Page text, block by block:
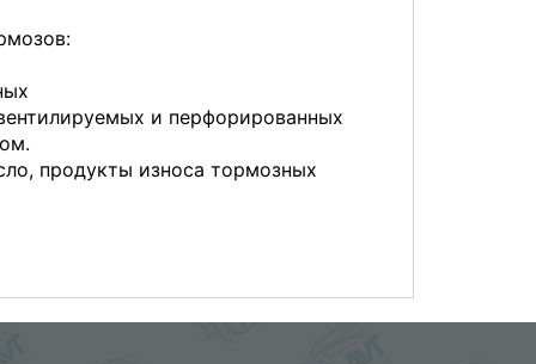
и перфорированных
продукты износа тормозных